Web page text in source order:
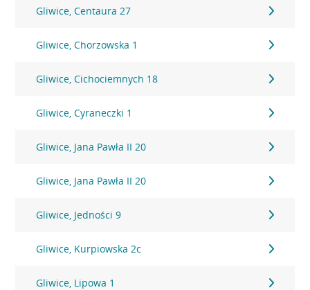
Gliwice, Centaura 27
Gliwice, Chorzowska 1
Gliwice, Cichociemnych 18
Gliwice, Cyraneczki 1
Gliwice, Jana Pawła II 20
Gliwice, Jana Pawła II 20
Gliwice, Jedności 9
Gliwice, Kurpiowska 2c
Gliwice, Lipowa 1